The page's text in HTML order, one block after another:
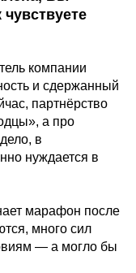
компании
и сдержанный
партнёрство
а про
в
нуждается в
марафон после
много сил
— а могло бы